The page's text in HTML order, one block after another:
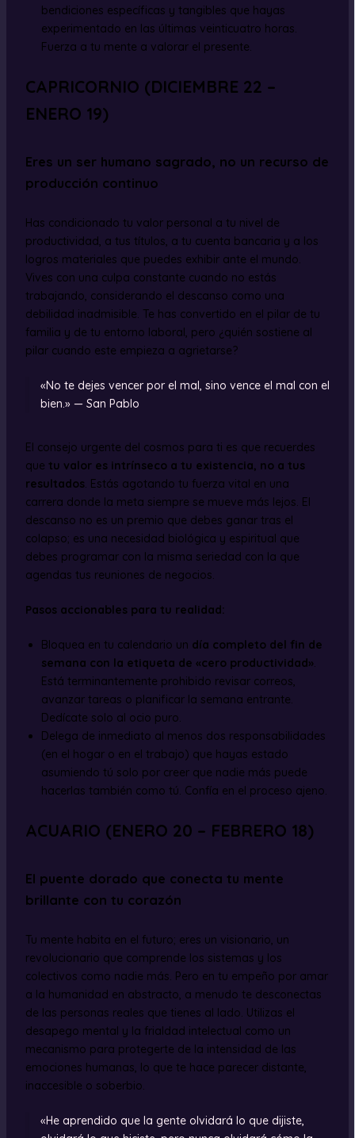
bendiciones específicas y tangibles que hayas
experimentado en las últimas veinticuatro horas.
Fuerza a tu mente a valorar el presente.
CAPRICORNIO (DICIEMBRE 22 –
ENERO 19)
Eres un ser humano sagrado, no un recurso de
producción continuo
Has condicionado tu valor personal a tu nivel de
productividad, a tus títulos, a tu cuenta bancaria y a los
logros materiales que puedes exhibir ante el mundo.
Vives con una culpa constante cuando no estás
trabajando, considerando el descanso como una
debilidad inadmisible. Te has convertido en el pilar de tu
familia y de tu entorno laboral, pero ¿quién sostiene al
pilar cuando este empieza a agrietarse?
«No te dejes vencer por el mal, sino vence el mal con el
bien.» — San Pablo
El consejo urgente del cosmos para ti es que recuerdes
que tu valor es intrínseco a tu existencia, no a tus
resultados. Estás agotando tu fuerza vital en una
carrera donde la meta siempre se mueve más lejos. El
descanso no es un premio que debes ganar tras el
colapso; es una necesidad biológica y espiritual que
debes programar con la misma seriedad con la que
agendas tus reuniones de negocios.
Pasos accionables para tu realidad:
Bloquea en tu calendario un día completo del fin de
semana con la etiqueta de «cero productividad».
Está terminantemente prohibido revisar correos,
avanzar tareas o planificar la semana entrante.
Dedícate solo al ocio puro.
Delega de inmediato al menos dos responsabilidades
(en el hogar o en el trabajo) que hayas estado
asumiendo tú solo por creer que nadie más puede
hacerlas también como tú. Confía en el proceso ajeno.
ACUARIO (ENERO 20 – FEBRERO 18)
El puente dorado que conecta tu mente
brillante con tu corazón
Tu mente habita en el futuro; eres un visionario, un
revolucionario que comprende los sistemas y los
colectivos como nadie más. Pero en tu empeño por amar
a la humanidad en abstracto, a menudo te desconectas
de las personas reales que tienes al lado. Utilizas el
desapego mental y la frialdad intelectual como un
mecanismo para protegerte de la intensidad de las
emociones humanas, lo que te hace parecer distante,
inaccesible o soberbio.
«He aprendido que la gente olvidará lo que dijiste,